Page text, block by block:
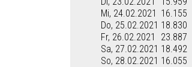
Mi, 24.02.2021 16.155
Do, 25.02.2021 18.830
Fr, 26.02.2021
23.887
Sa, 27.02.2021 18.492
So, 28.02.2021 16.055